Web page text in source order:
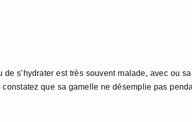
s’hydrater est très souvent malade, avec ou
que sa gamelle ne désemplie pas